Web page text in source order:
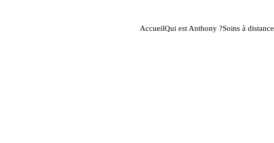
AccueilQui est Anthony ?Soins à distance